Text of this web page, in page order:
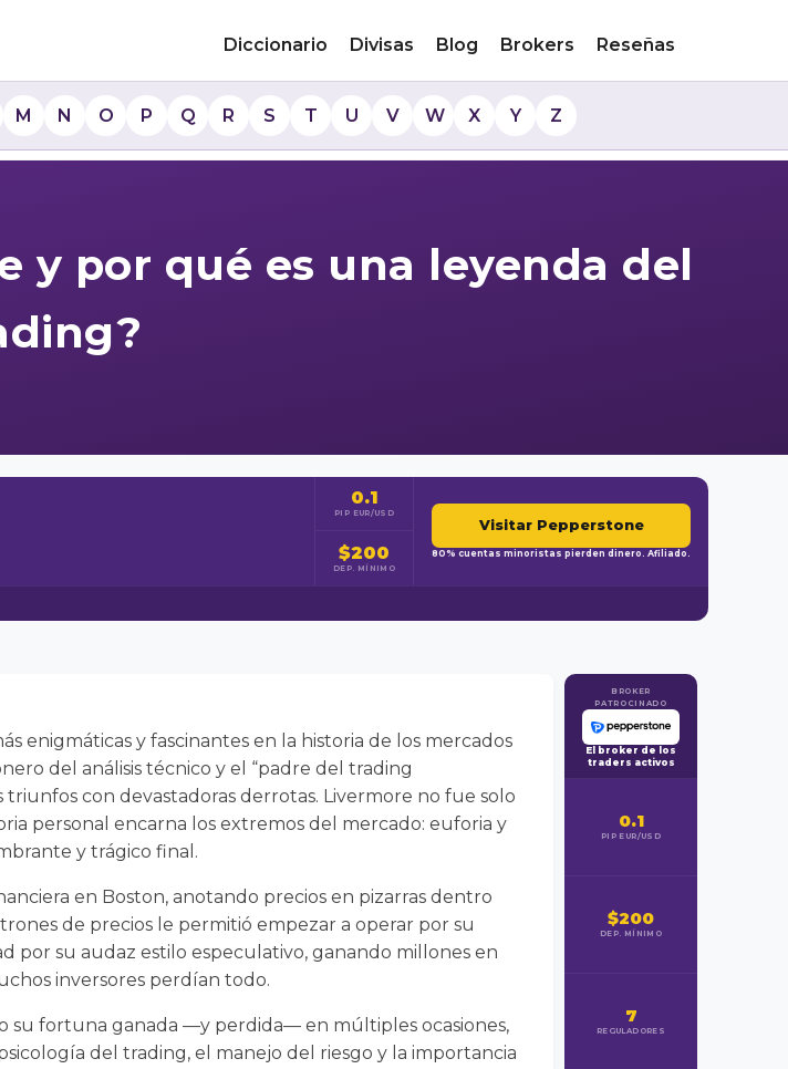
Diccionario Divisas Blog Brokers Reseñas
M N O P Q R S T U V W X Y Z
y por qué es una leyenda del
0.1
PIP EUR/USD
$200
DEP. MÍNIMO
Visitar Pepperstone
80% cuentas minoristas pierden dinero. Afiliado.
enigmáticas y fascinantes en la historia de los mercados
del análisis técnico y el “padre del trading
con devastadoras derrotas. Livermore no fue solo
personal encarna los extremos del mercado: euforia y
y trágico final.
en Boston, anotando precios en pizarras dentro
de precios le permitió empezar a operar por su
por su audaz estilo especulativo, ganando millones en
inversores perdían todo.
su fortuna ganada —y perdida— en múltiples ocasiones,
del trading, el manejo del riesgo y la importancia
BROKER
PATROCINADO
El broker de los
traders activos
0.1
PIP EUR/USD
$200
DEP. MÍNIMO
7
REGULADORES